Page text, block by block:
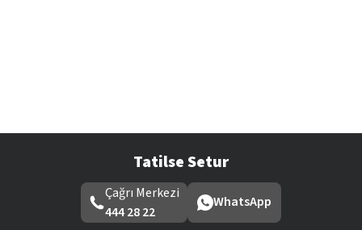
Tatilse Setur
Çağrı Merkezi
444 28 22
WhatsApp